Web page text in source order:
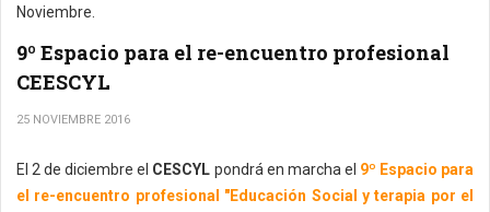
Noviembre.
9º Espacio para el re-encuentro profesional
CEESCYL
25 NOVIEMBRE 2016
El 2 de diciembre el CESCYL pondrá en marcha el 9º Espacio para
el re-encuentro profesional "Educación Social y terapia por el